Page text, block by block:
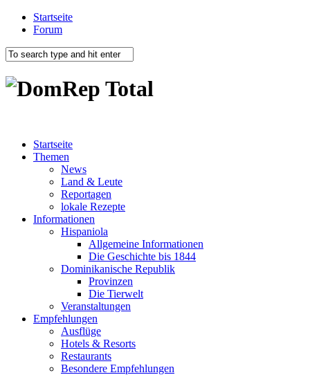
Startseite
Forum
Startseite
Themen
News
Land & Leute
Reportagen
lokale Rezepte
Informationen
Hispaniola
Allgemeine Informationen
Die Geschichte bis 1844
Dominikanische Republik
Provinzen
Die Tierwelt
Veranstaltungen
Empfehlungen
Ausflüge
Hotels & Resorts
Restaurants
Besondere Empfehlungen